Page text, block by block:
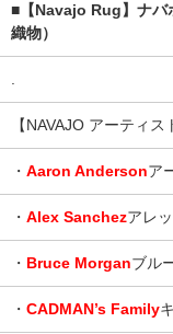
■【Navajo Rug】ナバ
織物）
【NAVAJO アーティス
・ Aaron Andersonア
・ Alex Sanchezアレ
・ Bruce Morganブル
・ CADMAN’s Family